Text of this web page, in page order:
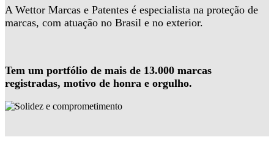
A Wettor Marcas e Patentes é especialista na proteção de
marcas, com atuação no Brasil e no exterior.
Tem um portfólio de mais de 13.000 marcas
registradas, motivo de honra e orgulho.